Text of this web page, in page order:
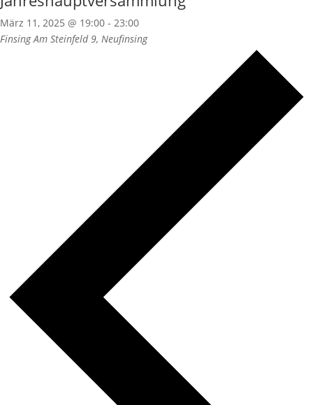
März 11, 2025 @ 19:00 - 23:00
FinsingAm Steinfeld 9, Neufinsing